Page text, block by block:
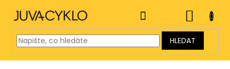
obsah
HLEDAT
KOŠÍK